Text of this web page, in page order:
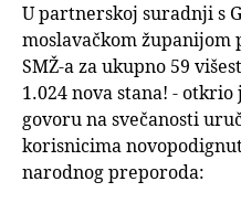
U partnerskoj suradnji s
moslavačkom županijom
SMŽ-a za ukupno 59
1.024 nova stana! -
govoru na svečanosti
korisnicima
narodnog preporoda: